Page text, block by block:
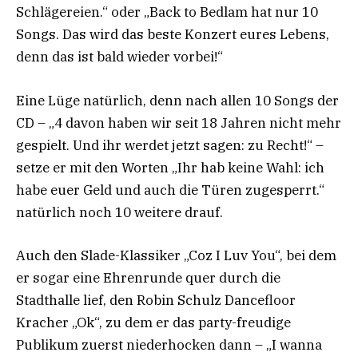
Schlägereien.“ oder „Back to Bedlam hat nur 10
Songs. Das wird das beste Konzert eures Lebens,
denn das ist bald wieder vorbei!“
Eine Lüge natürlich, denn nach allen 10 Songs der
CD – „4 davon haben wir seit 18 Jahren nicht mehr
gespielt. Und ihr werdet jetzt sagen: zu Recht!“ –
setze er mit den Worten „Ihr hab keine Wahl: ich
habe euer Geld und auch die Türen zugesperrt.“
natürlich noch 10 weitere drauf.
Auch den Slade-Klassiker „Coz I Luv You“, bei dem
er sogar eine Ehrenrunde quer durch die
Stadthalle lief, den Robin Schulz Dancefloor
Kracher „Ok“, zu dem er das party-freudige
Publikum zuerst niederhocken dann – „I wanna